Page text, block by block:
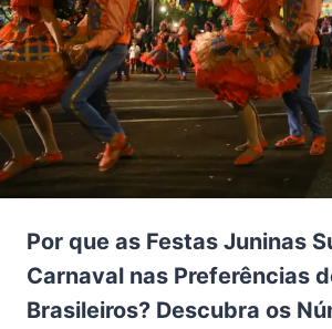
Por que as Festas Juninas
Carnaval nas Preferências
Brasileiros? Descubra os